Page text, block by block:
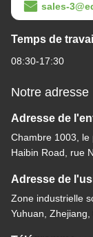
sales-
Temps de travail
08:30-17:30
Notre adresse
Adresse de
Chambre 1003, le
Haibin Road, rue
Adresse de
Zone industrielle
Yuhuan, Zhejiang,